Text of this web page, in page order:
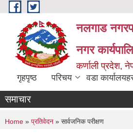
Skip to main content
नलगाड
नगर
कर्णाली प्रदेश,
गृहपृष्ठ परिचय वडा
समाचार
You are here
Home » प्रतिवेदन » सार्वजनिक परीक्षण